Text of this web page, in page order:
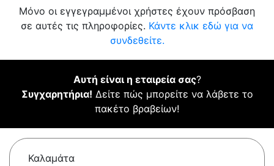
Μόνο οι εγγεγραμμένοι χρήστες έχουν πρόσβαση
σε αυτές τις πληροφορίες. Κάντε κλικ εδώ για να
συνδεθείτε.
Αυτή είναι η εταιρεία σας?
Συγχαρητήρια! Δείτε πώς μπορείτε να λάβετε το
πακέτο βραβείων!
Καλαμάτα